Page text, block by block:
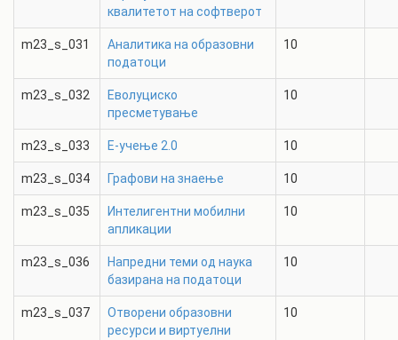
квалитетот на софтверот
m23_s_031
Аналитика на образовни
податоци
10
m23_s_032
Еволуциско
пресметување
10
m23_s_033 Е-учење 2.0 10
m23_s_034 Графови на знаење 10
m23_s_035
Интелигентни мобилни
апликации
10
m23_s_036
Напредни теми од наука
базирана на податоци
10
m23_s_037
Отворени образовни
ресурси и виртуелни
10